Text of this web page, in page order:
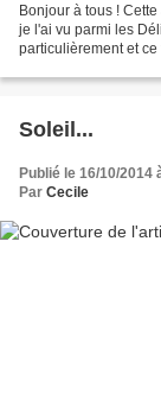
Bonjour à tous !
je l'ai vu parmi les
particulièrement et
Soleil...
Publié le 16/10/2014
Par Cecile